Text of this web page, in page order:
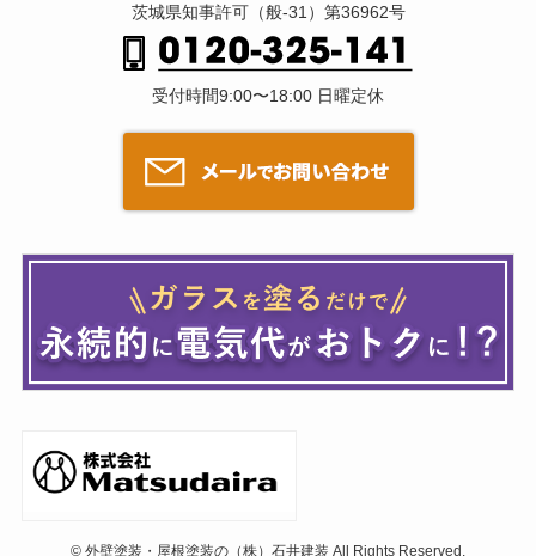
茨城県知事許可（般-31）第36962号
受付時間9:00〜18:00 日曜定休
© 外壁塗装・屋根塗装の（株）石井建装 All Rights Reserved.